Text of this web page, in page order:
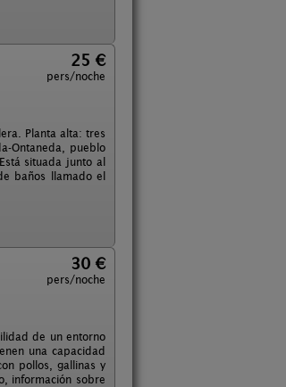
25 €
pers/noche
Planta alta: tres
Ontaneda, pueblo
situada junto al
baños llamado el
30 €
pers/noche
de un entorno
una capacidad
pollos, gallinas y
información sobre